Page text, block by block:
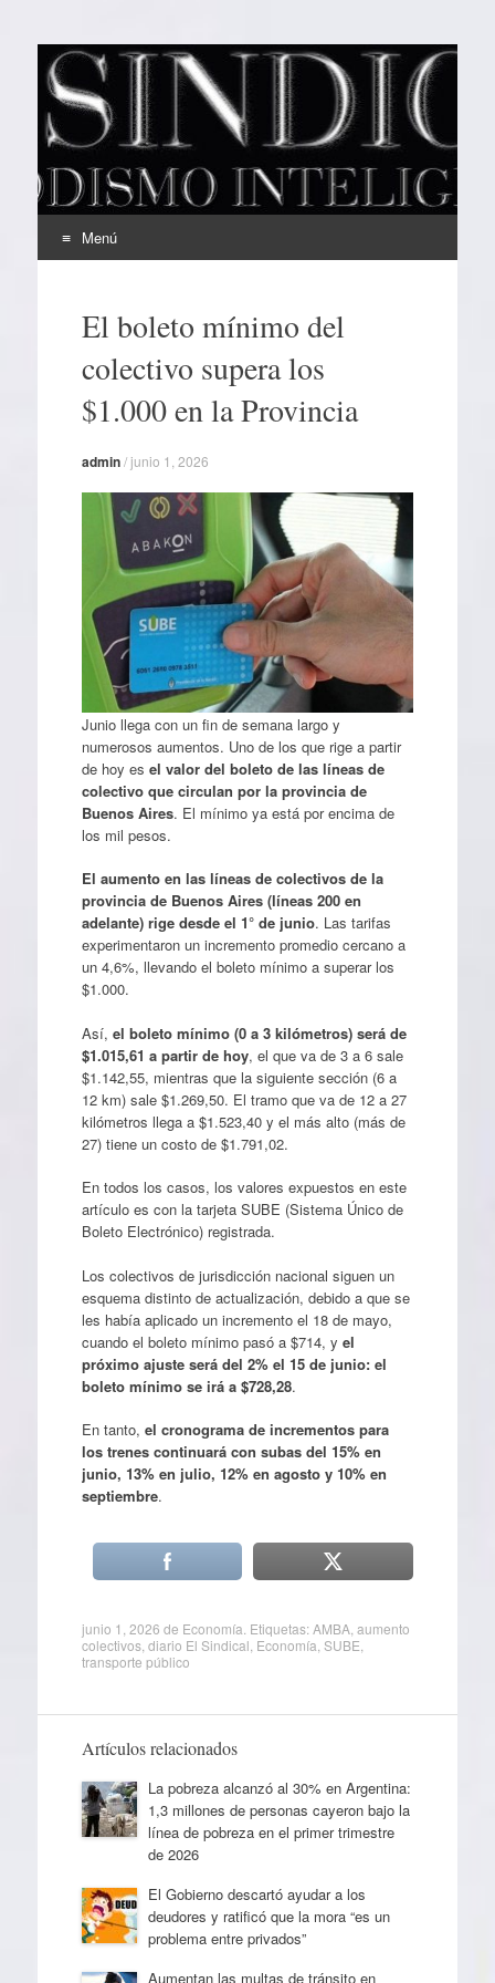
EL SINDICAL
Periodismo Inteligente
Menú
contenidoEl boleto mínimo del
colectivo supera los
$1.000 en la Provincia
admin/junio 1, 2026
Junio llega con un fin de semana largo y
numerosos aumentos. Uno de los que rige a partir
de hoy es el valor del boleto de las líneas de
colectivo que circulan por la provincia de
Buenos Aires. El mínimo ya está por encima de
los mil pesos.
El aumento en las líneas de colectivos de la
provincia de Buenos Aires (líneas 200 en
adelante) rige desde el 1° de junio. Las tarifas
experimentaron un incremento promedio cercano a
un 4,6%, llevando el boleto mínimo a superar los
$1.000.
Así, el boleto mínimo (0 a 3 kilómetros) será de
$1.015,61 a partir de hoy, el que va de 3 a 6 sale
$1.142,55, mientras que la siguiente sección (6 a
12 km) sale $1.269,50. El tramo que va de 12 a 27
kilómetros llega a $1.523,40 y el más alto (más de
27) tiene un costo de $1.791,02.
En todos los casos, los valores expuestos en este
artículo es con la tarjeta SUBE (Sistema Único de
Boleto Electrónico) registrada.
Los colectivos de jurisdicción nacional siguen un
esquema distinto de actualización, debido a que se
les había aplicado un incremento el 18 de mayo,
cuando el boleto mínimo pasó a $714, y el
próximo ajuste será del 2% el 15 de junio: el
boleto mínimo se irá a $728,28.
En tanto, el cronograma de incrementos para
los trenes continuará con subas del 15% en
junio, 13% en julio, 12% en agosto y 10% en
septiembre.
junio 1, 2026 de Economía . Etiquetas:AMBA, aumento
colectivos, diario El Sindical Economía SUBE
transporte público
Artículos relacionados
La pobreza alcanzó al 30% en Argentina:
1,3 millones de personas cayeron bajo la
línea de pobreza en el primer trimestre
de 2026
El Gobierno descartó ayudar a los
deudores y ratificó que la mora “es un
problema entre privados”
Aumentan las multas de tránsito en